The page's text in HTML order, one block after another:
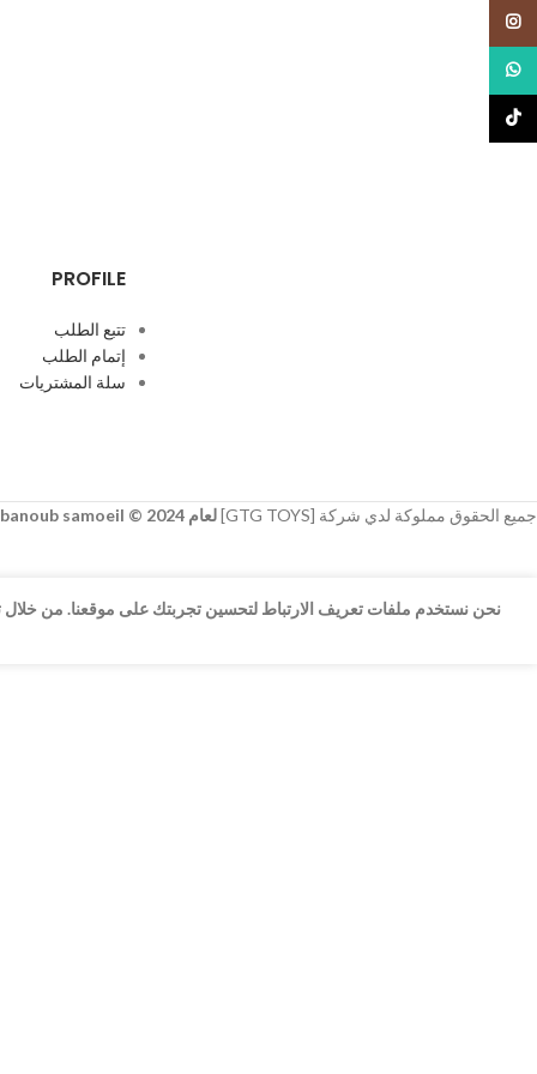
PROFILE
تتبع الطلب
إتمام الطلب
سلة المشتريات
جميع الحقوق مملوكة لدي شركة [GTG TOYS] لعام 2024 © developer samoeil
نحن نستخدم ملفات تعريف الارتباط لتحسين تجربتك على موقعنا. من خلال